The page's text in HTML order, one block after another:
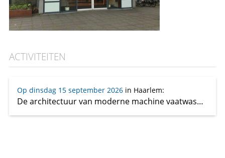
ACTIVITEITEN
Op dinsdag 15 september 2026in Haarlem:
De architectuur van moderne machine vaatwasmiddelen: de route naar biobased en biodegradeerbaar. Van Zink tot amylase.